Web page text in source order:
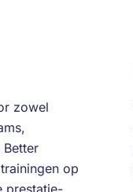
zowel
op
prestatie-